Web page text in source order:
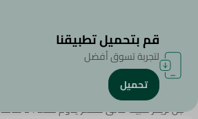
الرئيسية/الجمال والعناية الشخصية
جل تريمز لتثبيت فائق للشعر يدوم لمدة 24 ساعة
قم بتحميل تطبيقنا
لتجربة تسوق أفضل
تحميل